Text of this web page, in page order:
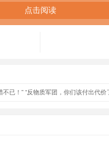
点击阅读
不已！” “反物质军团，你们该付出代价